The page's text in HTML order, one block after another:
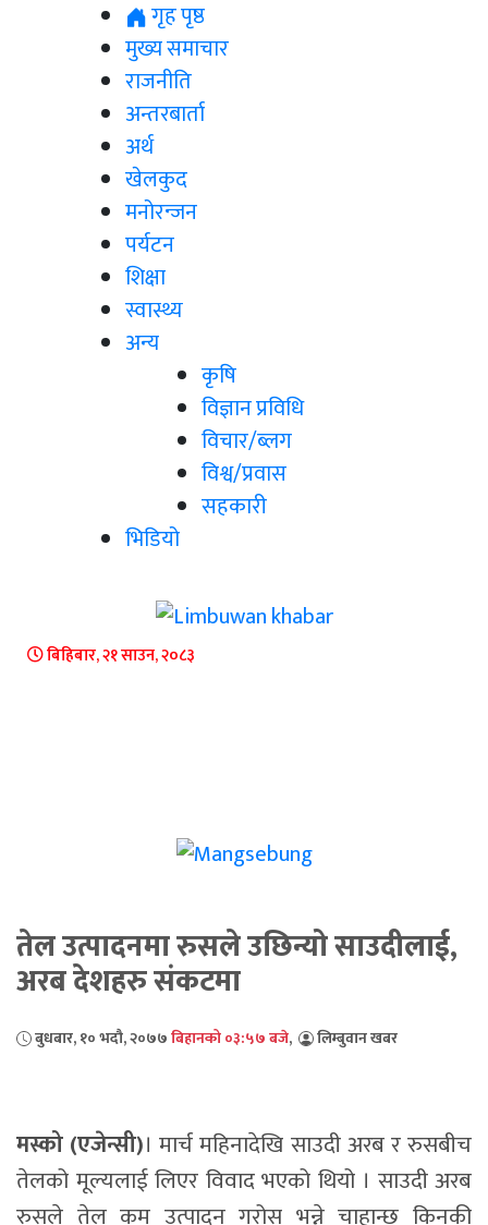
गृह पृष्ठ
मुख्य समाचार
राजनीति
अन्तरबार्ता
अर्थ
खेलकुद
मनोरन्जन
पर्यटन
शिक्षा
स्वास्थ्य
अन्य
कृषि
विज्ञान प्रविधि
विचार/ब्लग
विश्व/प्रवास
सहकारी
भिडियो
बिहिबार, २१ साउन, २०८३
तेल उत्पादनमा रुसले उछिन्यो साउदीलाई,
अरब देशहरु संकटमा
बुधबार, १० भदौ, २०७७बिहानको ०३:५७ बजे, लिम्बुवान खबर
मस्को (एजेन्सी)। मार्च महिनादेखि साउदी अरब र रुसबीच
तेलको मूल्यलाई लिएर विवाद भएको थियो । साउदी अरब
रुसले तेल कम उत्पादन गरोस भन्ने चाहान्छ किनकी